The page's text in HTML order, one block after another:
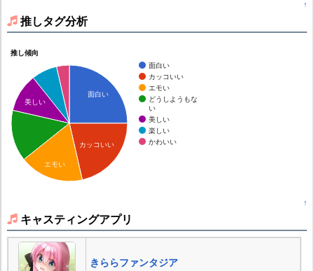
↑
推しタグ分析
推し傾向
面白い
カッコいい
エモい
どうしようもな
い
美しい
楽しい
かわいい
面白い
カッコいい
美しい
エモい
↑
キャスティングアプリ
きららファンタジア